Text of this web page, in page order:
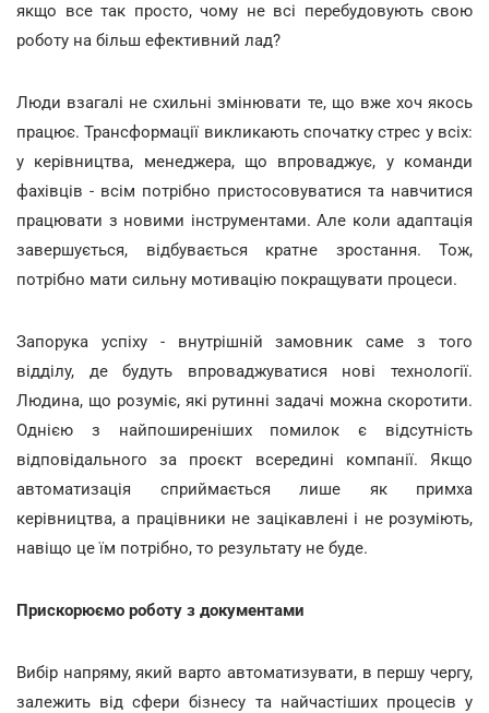
якщо все так просто, чому не всі перебудовують свою
роботу на більш ефективний лад?
Люди взагалі не схильні змінювати те, що вже хоч якось
працює. Трансформації викликають спочатку стрес у всіх:
у керівництва, менеджера, що впроваджує, у команди
фахівців - всім потрібно пристосовуватися та навчитися
працювати з новими інструментами. Але коли адаптація
завершується, відбувається кратне зростання. Тож,
потрібно мати сильну мотивацію покращувати процеси.
Запорука успіху - внутрішній замовник саме з того
відділу, де будуть впроваджуватися нові технології.
Людина, що розуміє, які рутинні задачі можна скоротити.
Однією з найпоширеніших помилок є відсутність
відповідального за проєкт всередині компанії. Якщо
автоматизація сприймається лише як примха
керівництва, а працівники не зацікавлені і не розуміють,
навіщо це їм потрібно, то результату не буде.
Прискорюємо роботу з документами
Вибір напряму, який варто автоматизувати, в першу чергу,
залежить від сфери бізнесу та найчастіших процесів у